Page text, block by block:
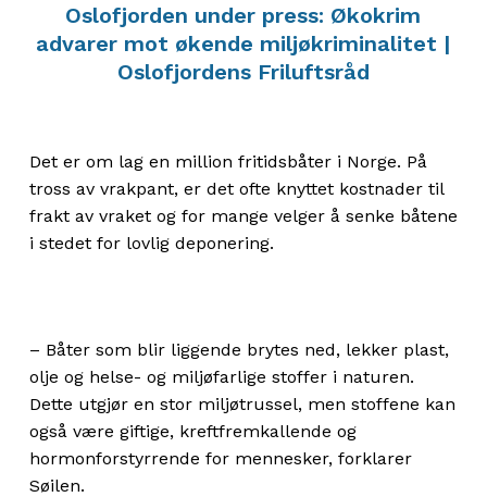
Oslofjorden under press: Økokrim
advarer mot økende miljøkriminalitet |
Oslofjordens Friluftsråd
Det er om lag en million fritidsbåter i Norge. På
tross av vrakpant, er det ofte knyttet kostnader til
frakt av vraket og for mange velger å senke båtene
i stedet for lovlig deponering.
– Båter som blir liggende brytes ned, lekker plast,
olje og helse- og miljøfarlige stoffer i naturen.
Dette utgjør en stor miljøtrussel, men stoffene kan
også være giftige, kreftfremkallende og
hormonforstyrrende for mennesker, forklarer
Søilen.